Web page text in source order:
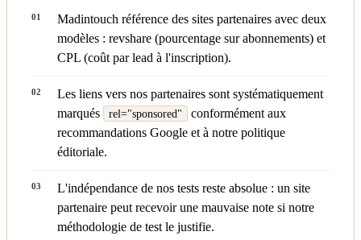
Madintouch référence des sites partenaires avec deux
modèles : revshare (pourcentage sur abonnements) et
CPL (coût par lead à l'inscription).
Les liens vers nos partenaires sont systématiquement
marqués
rel="sponsored"
conformément aux
recommandations Google et à notre politique
éditoriale.
L'indépendance de nos tests reste absolue : un site
partenaire peut recevoir une mauvaise note si notre
méthodologie de test le justifie.